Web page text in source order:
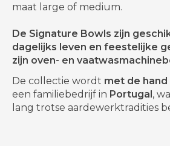
maat large of medium.
De Signature Bowls zijn
dagelijks leven en feestelijke
zijn oven- en
De collectie wordt met de
een familiebedrijf in Portugal,
lang trotse aardewerktradities